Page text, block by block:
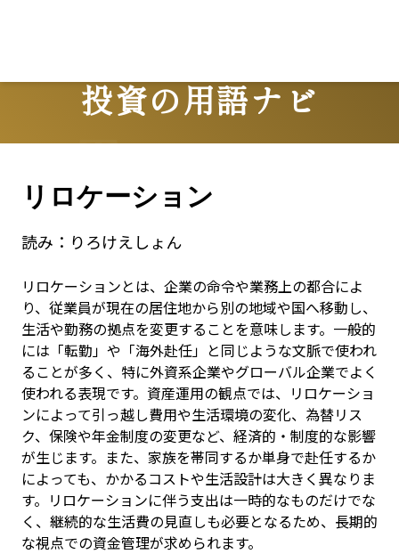
投資の用語ナビ
Terms
リロケーション
読み： りろけえしょん
リロケーションとは、企業の命令や業務上の都合によ
り、従業員が現在の居住地から別の地域や国へ移動し、
生活や勤務の拠点を変更することを意味します。一般的
には「転勤」や「海外赴任」と同じような文脈で使われ
ることが多く、特に外資系企業やグローバル企業でよく
使われる表現です。資産運用の観点では、リロケーショ
ンによって引っ越し費用や生活環境の変化、為替リス
ク、保険や年金制度の変更など、経済的・制度的な影響
が生じます。また、家族を帯同するか単身で赴任するか
によっても、かかるコストや生活設計は大きく異なりま
す。リロケーションに伴う支出は一時的なものだけでな
く、継続的な生活費の見直しも必要となるため、長期的
な視点での資金管理が求められます。